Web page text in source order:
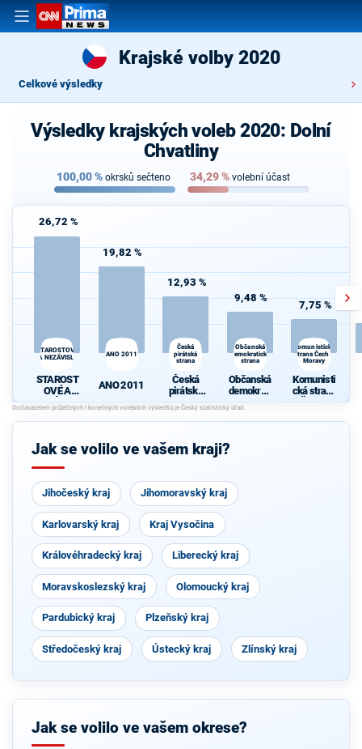
Krajské volby 2020
Celkové výsledky
Výsledky krajských voleb 2020: Dolní
Chvatliny
100,00% okrsků sečteno 34,29% volební účast
26,72 %
STAROSTOVÉ
A NEZÁVISLÍ
STAROST
OVÉ A
NEZÁVISL
Í
19,82 %
ANO 2011
ANO 2011
12,93 %
Česká
pirátská
strana
Česká
pirátská
strana
9,48 %
Občanská
demokratická
strana
Občanská
demokrati
cká strana
7,75 %
Komunistická
strana Čech a
Moravy
Komunisti
cká strana
Čech a
Jak se volilo ve vašem kraji?
Jihočeský kraj Jihomoravský kraj
Karlovarský kraj Kraj Vysočina
Královéhradecký kraj Liberecký kraj
Moravskoslezský kraj Olomoucký kraj
Pardubický kraj Plzeňský kraj
Středočeský kraj Ústecký kraj Zlínský kraj
Jak se volilo ve vašem okrese?